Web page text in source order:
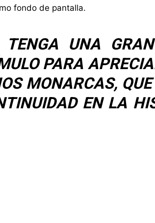
fondo de pantalla.
TENGA UNA
PARA
MONARCAS,
EN LA